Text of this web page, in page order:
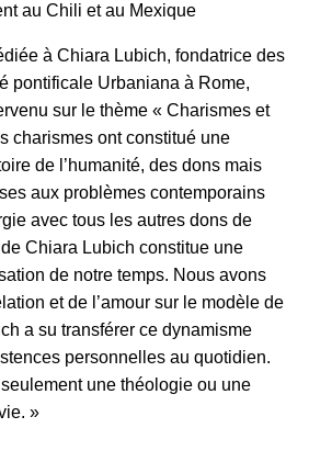
au Chili et au Mexique
à Chiara Lubich, fondatrice des
pontificale Urbaniana à Rome,
sur le thème « Charismes et
charismes ont constitué une
de l’humanité, des dons mais
aux problèmes contemporains
avec tous les autres dons de
de Chiara Lubich constitue une
de notre temps. Nous avons
et de l’amour sur le modèle de
a su transférer ce dynamisme
personnelles au quotidien.
une théologie ou une
»